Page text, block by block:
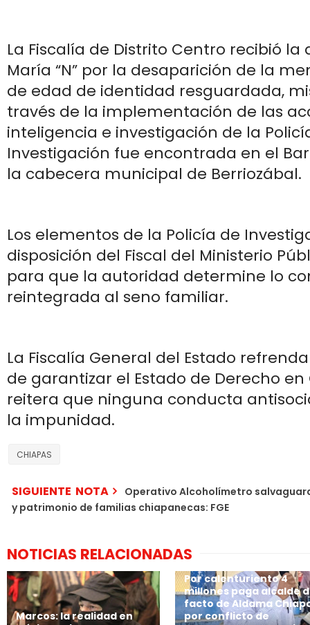
La Fiscalía de Distrito Centro recibió la
María “N” por la desaparición de la
de edad de identidad resguardada,
través de la implementación de las
inteligencia e investigación de la
Investigación fue encontrada en el
la cabecera municipal de Berriozábal.
Los elementos de la Policía de
disposición del Fiscal del Ministerio
para que la autoridad determine lo
reintegrada al seno familiar.
La Fiscalía General del Estado
de garantizar el Estado de Derecho en
reitera que ninguna conducta
la impunidad.
CHIAPAS
SIGUIENTE NOTA
Operativo Alcoholímetro
y patrimonio de familias chiapanecas: FGE
NOTICIAS RELACIONADAS
Marcos: la realidad en
Por calenturiento 4
millones paga alcalde
facto de Aldama
por conflicto de